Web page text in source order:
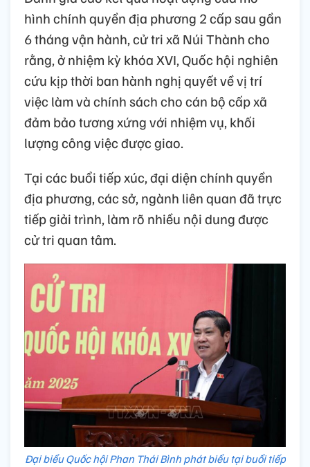
hình chính quyền địa phương 2 cấp sau gần
6 tháng vận hành, cử tri xã Núi Thành cho
rằng, ở nhiệm kỳ khóa XVI, Quốc hội nghiên
cứu kịp thời ban hành nghị quyết về vị trí
việc làm và chính sách cho cán bộ cấp xã
đảm bảo tương xứng với nhiệm vụ, khối
lượng công việc được giao.
Tại các buổi tiếp xúc, đại diện chính quyền
địa phương, các sở, ngành liên quan đã trực
tiếp giải trình, làm rõ nhiều nội dung được
cử tri quan tâm.
Đại biểu Quốc hội Phan Thái Bình phát biểu tại buổi tiếp